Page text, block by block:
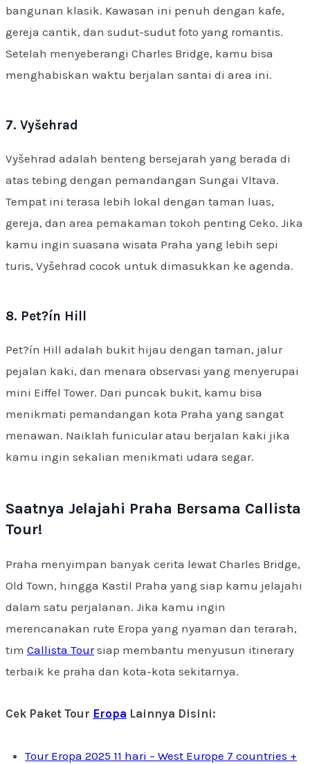
bangunan klasik. Kawasan ini penuh dengan kafe,
gereja cantik, dan sudut-sudut foto yang romantis.
Setelah menyeberangi Charles Bridge, kamu bisa
menghabiskan waktu berjalan santai di area ini.
7. Vyšehrad
Vyšehrad adalah benteng bersejarah yang berada di
atas tebing dengan pemandangan Sungai Vltava.
Tempat ini terasa lebih lokal dengan taman luas,
gereja, dan area pemakaman tokoh penting Ceko. Jika
kamu ingin suasana wisata Praha yang lebih sepi
turis, Vyšehrad cocok untuk dimasukkan ke agenda.
8. Pet?ín Hill
Pet?ín Hill adalah bukit hijau dengan taman, jalur
pejalan kaki, dan menara observasi yang menyerupai
mini Eiffel Tower. Dari puncak bukit, kamu bisa
menikmati pemandangan kota Praha yang sangat
menawan. Naiklah funicular atau berjalan kaki jika
kamu ingin sekalian menikmati udara segar.
Saatnya Jelajahi Praha Bersama Callista
Tour!
Praha menyimpan banyak cerita lewat Charles Bridge,
Old Town, hingga Kastil Praha yang siap kamu jelajahi
dalam satu perjalanan. Jika kamu ingin
merencanakan rute Eropa yang nyaman dan terarah,
tim Callista Toursiap membantu menyusun itinerary
terbaik ke praha dan kota-kota sekitarnya.
Cek Paket Tour Eropa Lainnya Disini:
Tour Eropa 2025 11 hari – West Europe 7 countries +